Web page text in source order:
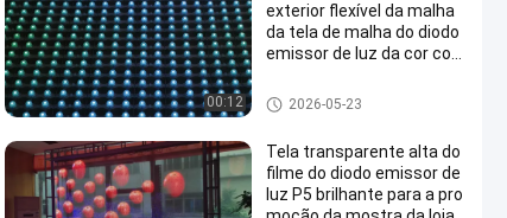
00:12
exterior flexível da malha
da tela de malha do diodo
emissor de luz da cor co
Tela de malha LED
2026-05-23
Tela transparente alta do
filme do diodo emissor de
luz P5 brilhante para a pro